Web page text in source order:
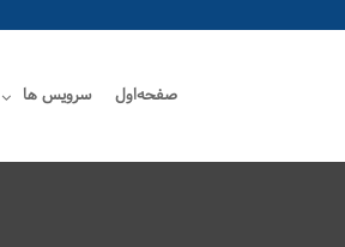
صفحه‌اول سرویس ها